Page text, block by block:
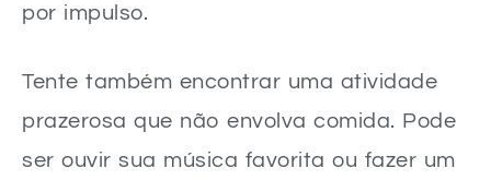
por impulso.
Tente também encontrar uma atividade
prazerosa que não envolva comida. Pode
ser ouvir sua música favorita ou fazer um